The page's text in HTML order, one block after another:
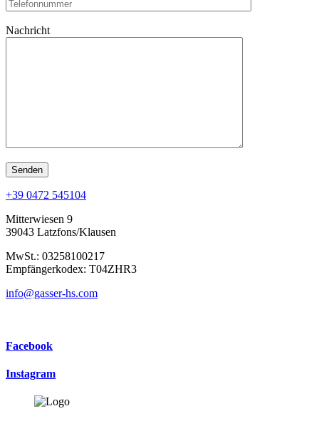
Nachricht
+39 0472 545104
Mitterwiesen 9
39043 Latzfons/Klausen
MwSt.: 03258100217
Empfängerkodex: T04ZHR3
info@gasser-hs.com
Facebook
Instagram